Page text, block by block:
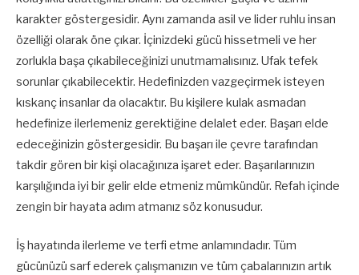
karakter göstergesidir. Aynı zamanda asil ve lider ruhlu insan
özelliği olarak öne çıkar. İçinizdeki gücü hissetmeli ve her
zorlukla başa çıkabileceğinizi unutmamalısınız. Ufak tefek
sorunlar çıkabilecektir. Hedefinizden vazgeçirmek isteyen
kıskanç insanlar da olacaktır. Bu kişilere kulak asmadan
hedefinize ilerlemeniz gerektiğine delalet eder. Başarı elde
edeceğinizin göstergesidir. Bu başarı ile çevre tarafından
takdir gören bir kişi olacağınıza işaret eder. Başarılarınızın
karşılığında iyi bir gelir elde etmeniz mümkündür. Refah içinde
zengin bir hayata adım atmanız söz konusudur.
İş hayatında ilerleme ve terfi etme anlamındadır. Tüm
gücünüzü sarf ederek çalışmanızın ve tüm çabalarınızın artık